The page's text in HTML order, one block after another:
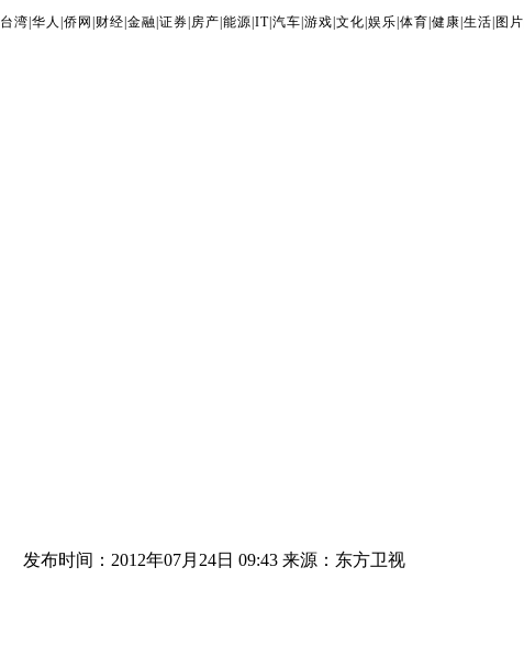
台湾 华人 侨网 财经 金融 证券 房产 能源 IT| 汽车 游戏 文化 娱乐 体育 健康 生活 图片
发布时间：2012年07月24日 09:43 来源：东方卫视